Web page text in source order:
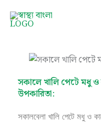
সকালে খালি পেটে মধু
উপকারিতা:
সকালবেলা খালি পেটে মধু ও